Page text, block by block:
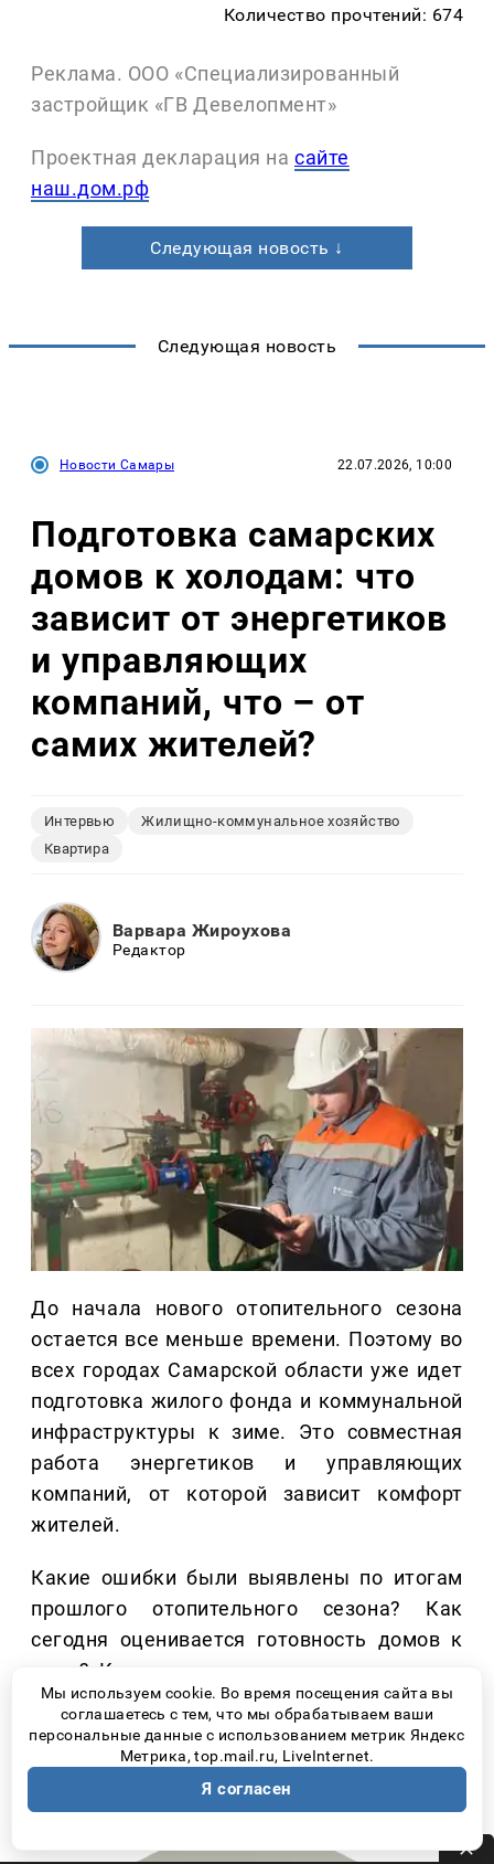
Количество прочтений: 674
Реклама. ООО «Специализированный
застройщик «ГВ Девелопмент»
Проектная декларация на сайте
наш.дом.рф
Следующая новость ↓
Следующая новость
Новости Самары 22.07.2026, 10:00
Подготовка самарских
домов к холодам: что
зависит от энергетиков
и управляющих
компаний, что – от
самих жителей?
Интервью
Жилищно-коммунальное хозяйство
Квартира
Варвара Жироухова
Редактор
До начала нового отопительного сезона
остается все меньше времени. Поэтому во
всех городах Самарской области уже идет
подготовка жилого фонда и коммунальной
инфраструктуры к зиме. Это совместная
работа энергетиков и управляющих
компаний, от которой зависит комфорт
жителей.
Какие ошибки были выявлены по итогам
прошлого отопительного сезона? Как
сегодня оценивается готовность домов к
зиме? Какую роль в этом процессе могут
сыграть сами собственники жилья? Все это
нам рассказалдиректор Самарского
филиала «ЭнергосбыТ Плюс» Владимир
Владимирович Сураев.
Мы используем cookie. Во время посещения сайта вы
соглашаетесь с тем, что мы обрабатываем ваши
персональные данные с использованием метрик Яндекс
Метрика, top.mail.ru, LiveInternet.
Я согласен